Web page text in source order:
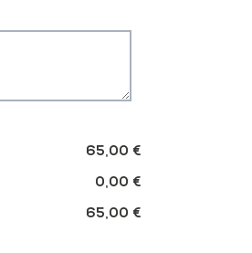
65,00 €
0,00 €
65,00 €